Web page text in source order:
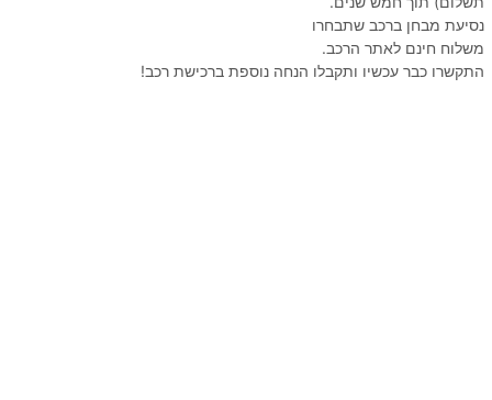
נסיעת מבחן ברכב שתבחרו
משלוח חינם לאתר הרכב.
התקשרו כבר עכשיו ותקבלו הנחה נוספת ברכישת רכב!